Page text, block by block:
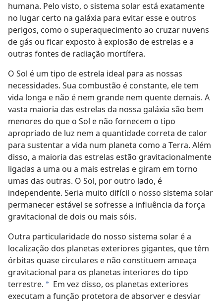
humana. Pelo visto, o sistema solar está exatamente
no lugar certo na galáxia para evitar esse e outros
perigos, como o superaquecimento ao cruzar nuvens
de gás ou ficar exposto à explosão de estrelas e a
outras fontes de radiação mortífera.
O Sol é um tipo de estrela ideal para as nossas
necessidades. Sua combustão é constante, ele tem
vida longa e não é nem grande nem quente demais. A
vasta maioria das estrelas da nossa galáxia são bem
menores do que o Sol e não fornecem o tipo
apropriado de luz nem a quantidade correta de calor
para sustentar a vida num planeta como a Terra. Além
disso, a maioria das estrelas estão gravitacionalmente
ligadas a uma ou a mais estrelas e giram em torno
umas das outras. O Sol, por outro lado, é
independente. Seria muito difícil o nosso sistema solar
permanecer estável se sofresse a influência da força
gravitacional de dois ou mais sóis.
Outra particularidade do nosso sistema solar é a
localização dos planetas exteriores gigantes, que têm
órbitas quase circulares e não constituem ameaça
gravitacional para os planetas interiores do tipo
terrestre. a Em vez disso, os planetas exteriores
executam a função protetora de absorver e desviar